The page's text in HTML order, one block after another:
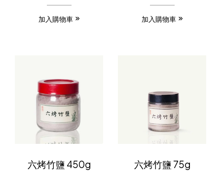
加入購物車 加入購物車
六烤竹鹽 450g 六烤竹鹽 75g